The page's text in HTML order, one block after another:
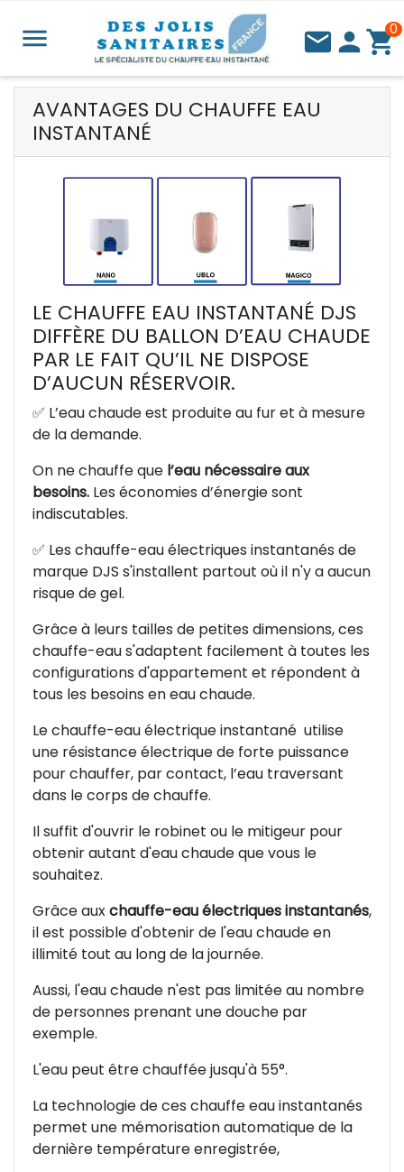
  personshopping_cart
0
AVANTAGES DU CHAUFFE EAU
INSTANTANÉ
LE CHAUFFE EAU INSTANTANÉ DJS
DIFFÈRE DU BALLON D’EAU CHAUDE
PAR LE FAIT QU’IL NE DISPOSE
D’AUCUN RÉSERVOIR.
✅ L’eau chaude est produite au fur et à mesure
de la demande.
On ne chauffe que l’eau nécessaire aux
besoins. Les économies d’énergie sont
indiscutables.
✅ Les chauffe-eau électriques instantanés de
marque DJS s'installent partout où il n'y a aucun
risque de gel.
Grâce à leurs tailles de petites dimensions, ces
chauffe-eau s'adaptent facilement à toutes les
configurations d'appartement et répondent à
tous les besoins en eau chaude.
Le chauffe-eau électrique instantané utilise
une résistance électrique de forte puissance
pour chauffer, par contact, l’eau traversant
dans le corps de chauffe.
Il suffit d'ouvrir le robinet ou le mitigeur pour
obtenir autant d'eau chaude que vous le
souhaitez.
Grâce auxchauffe-eau électriques instantanés,
il est possible d'obtenir de l'eau chaude en
illimité tout au long de la journée.
Aussi, l'eau chaude n'est pas limitée au nombre
de personnes prenant une douche par
exemple.
L'eau peut être chauffée jusqu'à 55°.
La technologie de ces chauffe eau instantanés
permet une mémorisation automatique de la
dernière température enregistrée,